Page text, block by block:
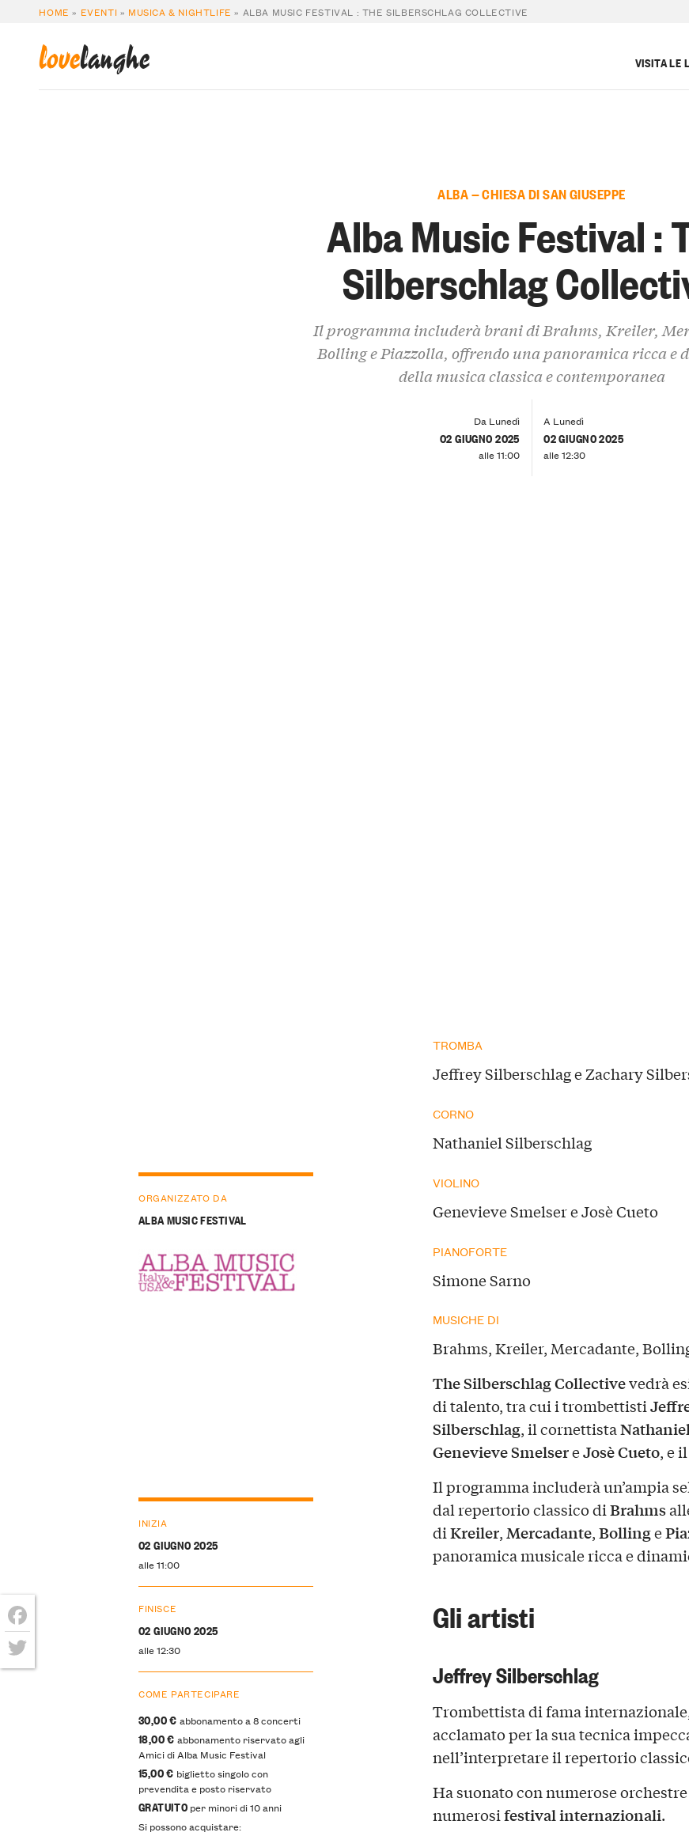
HOME » EVENTI » MUSICA & NIGHTLIFE » ALBA MUSIC FESTIVAL : THE SILBERSCHLAG COLLECTIVE
lovelanghe VISITA LE
ALBA — CHIESA DI SAN GIUSEPPE
Alba Music Festival :
Silberschlag
Il programma includerà brani di Brahms, Kreiler,
Bolling e Piazzolla, offrendo una panoramica ricca e
della musica classica e contemporanea
Da Lunedì
02 GIUGNO 2025
alle 11:00
A Lunedì
02 GIUGNO 2025
alle 12:30
TROMBA
Jeffrey Silberschlag e Zachary
CORNO
Nathaniel Silberschlag
VIOLINO
Genevieve Smelser e Josè Cueto
PIANOFORTE
Simone Sarno
MUSICHE DI
Brahms, Kreiler, Mercadante,
The Silberschlag Collectivevedrà
di talento, tra cui i trombettisti
Silberschlag, il cornettista
Genevieve SmelsereJosè Cueto, e
Il programma includerà un’ampia
dal repertorio classico diBrahms
diKreiler,Mercadante,Bollinge
panoramica musicale ricca e
Gli artisti
Jeffrey Silberschlag
Trombettista di fama
acclamato per la sua tecnica
nell’interpretare il repertorio
Ha suonato con numerose
numerosifestival internazionali.
ORGANIZZATO DA
ALBA MUSIC FESTIVAL
INIZIA
02 GIUGNO 2025
alle 11:00
FINISCE
02 GIUGNO 2025
alle 12:30
COME PARTECIPARE
30,00€ abbonamento a 8 concerti
18,00 € abbonamento riservato agli
Amici di Alba Music Festival
15,00 € biglietto singolo con
prevendita e posto riservato
GRATUITO per minori di 10 anni
Si possono acquistare:
Facebook
Twitter